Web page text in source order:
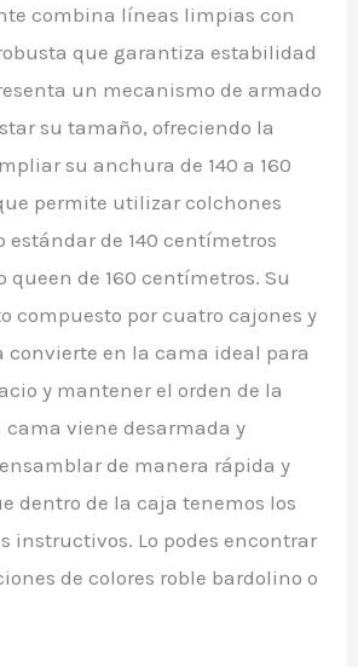
combina líneas limpias con
que garantiza estabilidad
un mecanismo de armado
su tamaño, ofreciendo la
su anchura de 140 a 160
permite utilizar colchones
de 140 centímetros
queen de 160 centímetros. Su
compuesto por cuatro cajones y
convierte en la cama ideal para
y mantener el orden de la
viene desarmada y
de manera rápida y
dentro de la caja tenemos los
instructivos. Lo podes encontrar
de colores roble bardolino o